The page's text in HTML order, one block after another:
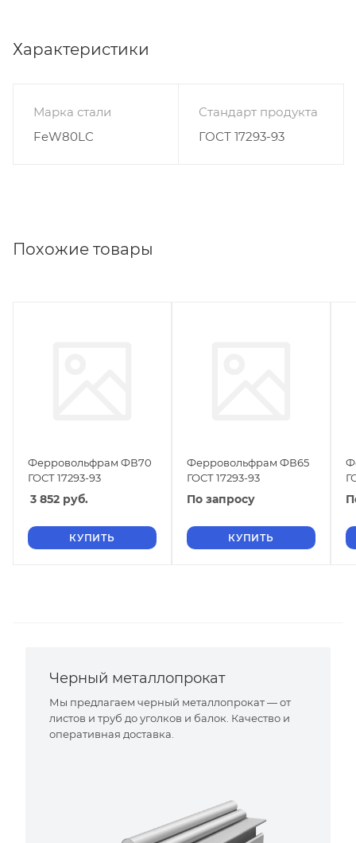
Характеристики
Марка стали
FeW80LC
Стандарт продукта
ГОСТ 17293-93
Похожие товары
Ферровольфрам ФВ70
ГОСТ 17293-93
3 852 руб.
КУПИТЬ
Ферровольфрам ФВ65
ГОСТ 17293-93
По запросу
КУПИТЬ
Черный металлопрокат
Мы предлагаем черный металлопрокат — от
листов и труб до уголков и балок. Качество и
оперативная доставка.